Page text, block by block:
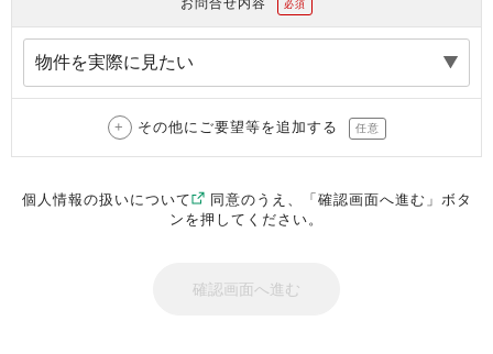
必須
その他にご要望等を追加する 任意
個人情報の扱いについて
同意のうえ、「確認画面へ進む」ボタ
ンを押してください。